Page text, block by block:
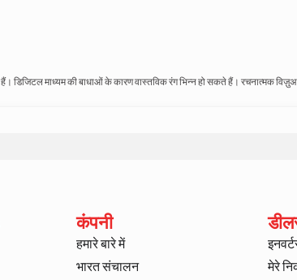
डिजिटल माध्यम की बाधाओं के कारण वास्तविक रंग भिन्न हो सकते हैं। रचनात्मक
कंपनी
हमारे बारे में
भारत संचालन
मेरे